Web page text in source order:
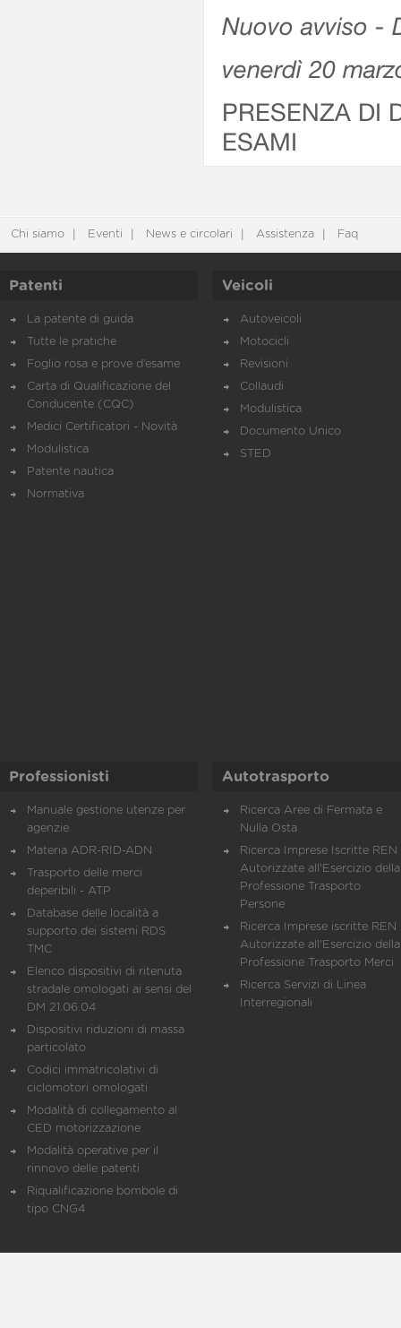
Nuovo avviso -
venerdì 20
PRESENZA DI
ESAMI
Chi siamo Eventi News e circolari Assistenza Faq
Patenti
La patente di guida
Tutte le pratiche
Foglio rosa e prove d’esame
Carta di Qualificazione del
Conducente (CQC)
Medici Certificatori - Novità
Modulistica
Patente nautica
Normativa
Veicoli
Autoveicoli
Motocicli
Revisioni
Collaudi
Modulistica
Documento Unico
STED
Professionisti
Manuale gestione utenze per
agenzie
Materia ADR-RID-ADN
Trasporto delle merci
deperibili - ATP
Database delle località a
supporto dei sistemi RDS
TMC
Elenco dispositivi di ritenuta
stradale omologati ai sensi del
DM 21.06.04
Dispositivi riduzioni di massa
particolato
Codici immatricolativi di
ciclomotori omologati
Modalità di collegamento al
CED motorizzazione
Modalità operative per il
rinnovo delle patenti
Riqualificazione bombole di
tipo CNG4
Autotrasporto
Ricerca Aree di Fermata e
Nulla Osta
Ricerca Imprese Iscritte REN
Autorizzate all'Esercizio della
Professione Trasporto
Persone
Ricerca Imprese iscritte REN
Autorizzate all'Esercizio della
Professione Trasporto Merci
Ricerca Servizi di Linea
Interregionali